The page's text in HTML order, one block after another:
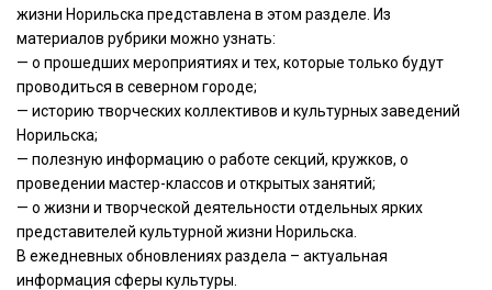
жизни Норильска представлена в этом разделе. Из
материалов рубрики можно узнать:
— о прошедших мероприятиях и тех, которые только будут
проводиться в северном городе;
— историю творческих коллективов и культурных заведений
Норильска;
— полезную информацию о работе секций, кружков, о
проведении мастер-классов и открытых занятий;
— о жизни и творческой деятельности отдельных ярких
представителей культурной жизни Норильска.
В ежедневных обновлениях раздела – актуальная
информация сферы культуры.